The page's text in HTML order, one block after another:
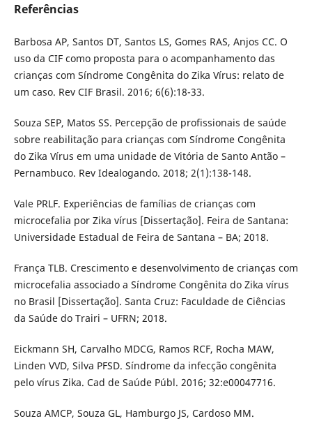
Referências
Barbosa AP, Santos DT, Santos LS, Gomes RAS, Anjos CC. O
uso da CIF como proposta para o acompanhamento das
crianças com Síndrome Congênita do Zika Vírus: relato de
um caso. Rev CIF Brasil. 2016; 6(6):18-33.
Souza SEP, Matos SS. Percepção de profissionais de saúde
sobre reabilitação para crianças com Síndrome Congênita
do Zika Vírus em uma unidade de Vitória de Santo Antão –
Pernambuco. Rev Idealogando. 2018; 2(1):138-148.
Vale PRLF. Experiências de famílias de crianças com
microcefalia por Zika vírus [Dissertação]. Feira de Santana:
Universidade Estadual de Feira de Santana – BA; 2018.
França TLB. Crescimento e desenvolvimento de crianças com
microcefalia associado a Síndrome Congênita do Zika vírus
no Brasil [Dissertação]. Santa Cruz: Faculdade de Ciências
da Saúde do Trairi – UFRN; 2018.
Eickmann SH, Carvalho MDCG, Ramos RCF, Rocha MAW,
Linden VVD, Silva PFSD. Síndrome da infecção congênita
pelo vírus Zika. Cad de Saúde Públ. 2016; 32:e00047716.
Souza AMCP, Souza GL, Hamburgo JS, Cardoso MM.